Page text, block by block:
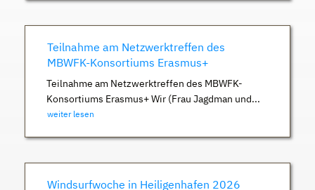
Teilnahme am Netzwerktreffen des
MBWFK-Konsortiums Erasmus+
Teilnahme am Netzwerktreffen des MBWFK-
Konsortiums Erasmus+ Wir (Frau Jagdman und...
weiter lesen
Windsurfwoche in Heiligenhafen 2026